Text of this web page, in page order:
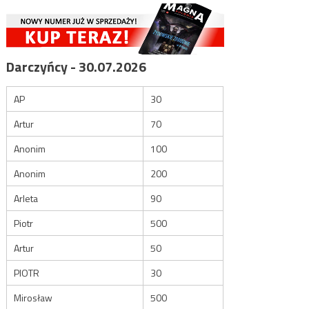
Darczyńcy - 30.07.2026
AP
30
Artur
70
Anonim
100
Anonim
200
Arleta
90
Piotr
500
Artur
50
PIOTR
30
Mirosław
500